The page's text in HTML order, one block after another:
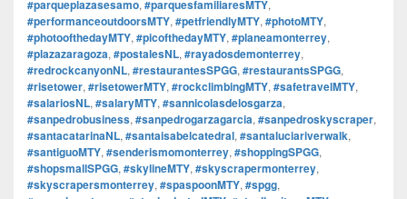
#parqueplazasesamo, #parquesfamiliaresMTY,
#performanceoutdoorsMTY, #petfriendlyMTY, #photoMTY,
#photoofthedayMTY, #picofthedayMTY, #planeamonterrey,
#plazazaragoza, #postalesNL, #rayadosdemonterrey,
#redrockcanyonNL, #restaurantesSPGG, #restaurantsSPGG,
#risetower, #risetowerMTY, #rockclimbingMTY, #safetravelMTY,
#salariosNL, #salaryMTY, #sannicolasdelosgarza,
#sanpedrobusiness, #sanpedrogarzagarcia, #sanpedroskyscraper,
#santacatarinaNL, #santaisabelcatedral, #santaluciariverwalk,
#santiguoMTY, #senderismomonterrey, #shoppingSPGG,
#shopsmallSPGG, #skylineMTY, #skyscrapermonterrey,
#skyscrapersmonterrey, #spaspoonMTY, #spgg,